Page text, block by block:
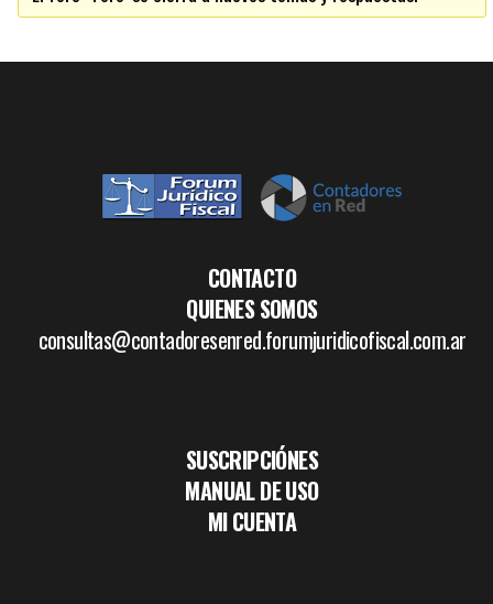
CONTACTO
QUIENES SOMOS
consultas@contadoresenred.forumjuridicofiscal.com.ar
SUSCRIPCIÓNES
MANUAL DE USO
MI CUENTA